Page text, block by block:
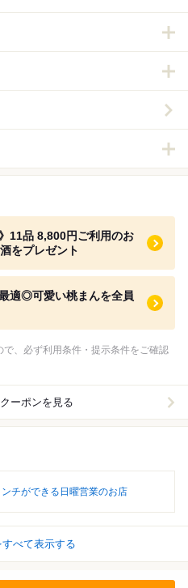
11品 8,800円ご利用のお
をプレゼント
適◎可愛い桃まんを全員
、必ず利用条件・提示条件をご確認
ーポンを見る
ンチができる日曜営業のお店
べて表示する